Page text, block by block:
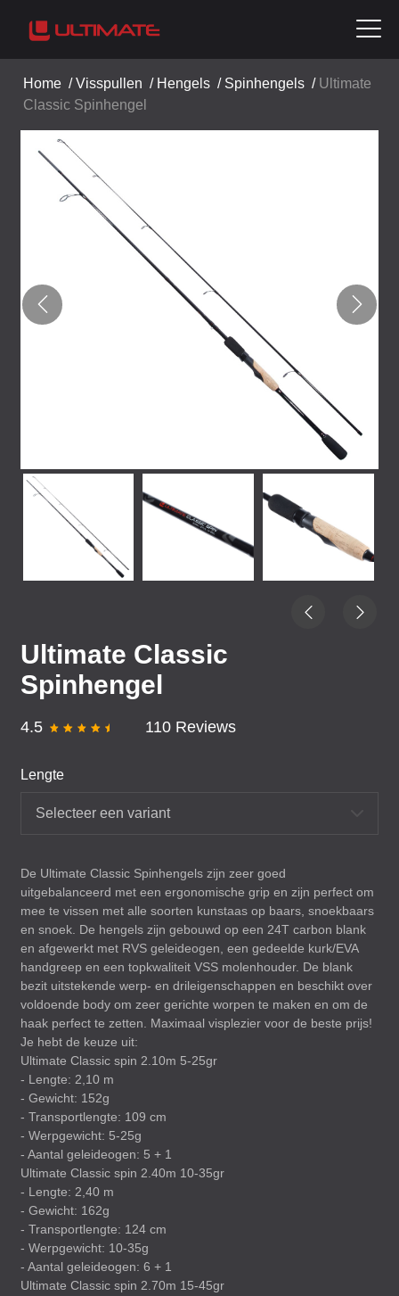
Home /Visspullen / Hengels / Spinhengels / Ultimate
Classic Spinhengel
Ultimate Classic
Spinhengel
4.5 110 Reviews
Lengte
Selecteer een variant
De Ultimate Classic Spinhengels zijn zeer goed
uitgebalanceerd met een ergonomische grip en zijn perfect om
mee te vissen met alle soorten kunstaas op baars, snoekbaars
en snoek. De hengels zijn gebouwd op een 24T carbon blank
en afgewerkt met RVS geleideogen, een gedeelde kurk/EVA
handgreep en een topkwaliteit VSS molenhouder. De blank
bezit uitstekende werp- en drileigenschappen en beschikt over
voldoende body om zeer gerichte worpen te maken en om de
haak perfect te zetten. Maximaal visplezier voor de beste prijs!
Je hebt de keuze uit:
Ultimate Classic spin 2.10m 5-25gr
- Lengte: 2,10 m
- Gewicht: 152g
- Transportlengte: 109 cm
- Werpgewicht: 5-25g
- Aantal geleideogen: 5 + 1
Ultimate Classic spin 2.40m 10-35gr
- Lengte: 2,40 m
- Gewicht: 162g
- Transportlengte: 124 cm
- Werpgewicht: 10-35g
- Aantal geleideogen: 6 + 1
Ultimate Classic spin 2.70m 15-45gr